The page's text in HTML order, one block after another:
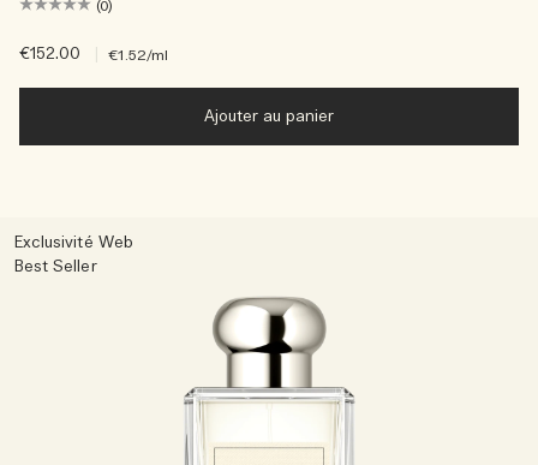
(0)
€152.00 €1.52/ml
Ajouter au panier
Exclusivité Web
Best Seller